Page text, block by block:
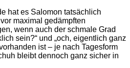
hat es Salomon tatsächlich
maximal gedämpften
wenn auch der schmale Grad
sein?“ und „och, eigentlich ganz
ist – je nach Tagesform
bleibt dennoch ganz sicher in